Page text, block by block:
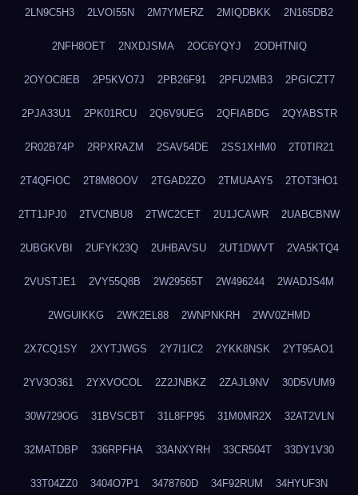
2LN9C5H3 2LVOI55N 2M7YMERZ 2MIQDBKK 2N165DB2
2NFH8OET 2NXDJSMA 2OC6YQYJ 2ODHTNIQ
2OYOC8EB 2P5KVO7J 2PB26F91 2PFU2MB3 2PGICZT7
2PJA33U1 2PK01RCU 2Q6V9UEG 2QFIABDG 2QYABSTR
2R02B74P 2RPXRAZM 2SAV54DE 2SS1XHM0 2T0TIR21
2T4QFIOC 2T8M8OOV 2TGAD2ZO 2TMUAAY5 2TOT3HO1
2TT1JPJ0 2TVCNBU8 2TWC2CET 2U1JCAWR 2UABCBNW
2UBGKVBI 2UFYK23Q 2UHBAVSU 2UT1DWVT 2VA5KTQ4
2VUSTJE1 2VY55Q8B 2W29565T 2W496244 2WADJS4M
2WGUIKKG 2WK2EL88 2WNPNKRH 2WV0ZHMD
2X7CQ1SY 2XYTJWGS 2Y7I1IC2 2YKK8NSK 2YT95AO1
2YV3O361 2YXVOCOL 2Z2JNBKZ 2ZAJL9NV 30D5VUM9
30W729OG 31BVSCBT 31L8FP95 31M0MR2X 32AT2VLN
32MATDBP 336RPFHA 33ANXYRH 33CR504T 33DY1V30
33T04ZZ0 3404O7P1 3478760D 34F92RUM 34HYUF3N